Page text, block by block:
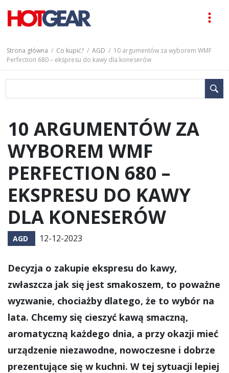
Strona główna / Co kupić? /AGD / 10 argumentów za wyborem WMF
Perfection 680 – ekspresu do kawy dla koneserów
10 ARGUMENTÓW ZA
WYBOREM WMF
PERFECTION 680 –
EKSPRESU DO KAWY
DLA KONESERÓW
AGD 12-12-2023
Decyzja o zakupie ekspresu do kawy,
zwłaszcza jak się jest smakoszem, to poważne
wyzwanie, chociażby dlatego, że to wybór na
lata. Chcemy się cieszyć kawą smaczną,
aromatyczną każdego dnia, a przy okazji mieć
urządzenie niezawodne, nowoczesne i dobrze
prezentujące się w kuchni. W tej sytuacji lepiej